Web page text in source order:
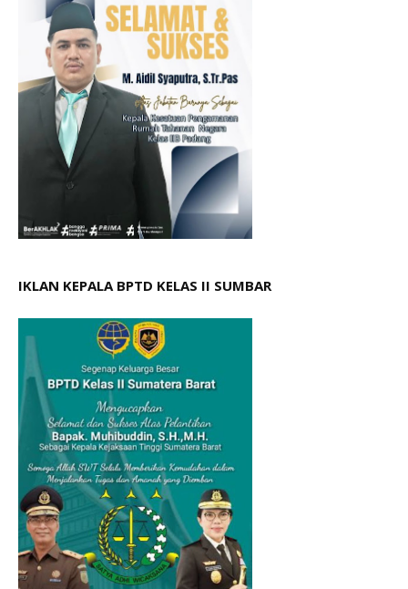
IKLAN KEPALA BPTD KELAS II SUMBAR